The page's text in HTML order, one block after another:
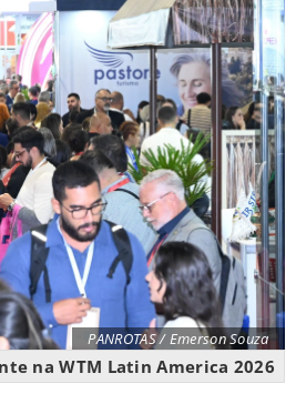
PANROTAS / Emerson Souza
na WTM Latin America 2026